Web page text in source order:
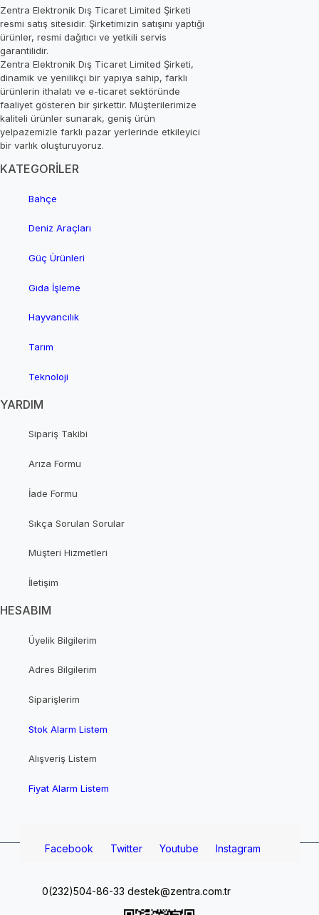
Zentra Elektronik Dış Ticaret Limited Şirketi
resmi satış sitesidir. Şirketimizin satışını yaptığı
ürünler, resmi dağıtıcı ve yetkili servis
garantilidir.
Zentra Elektronik Dış Ticaret Limited Şirketi,
dinamik ve yenilikçi bir yapıya sahip, farklı
ürünlerin ithalatı ve e-ticaret sektöründe
faaliyet gösteren bir şirkettir. Müşterilerimize
kaliteli ürünler sunarak, geniş ürün
yelpazemizle farklı pazar yerlerinde etkileyici
bir varlık oluşturuyoruz.
KATEGORİLER
Bahçe
Deniz Araçları
Güç Ürünleri
Gıda İşleme
Hayvancılık
Tarım
Teknoloji
YARDIM
Sipariş Takibi
Arıza Formu
İade Formu
Sıkça Sorulan Sorular
Müşteri Hizmetleri
İletişim
HESABIM
Üyelik Bilgilerim
Adres Bilgilerim
Siparişlerim
Stok Alarm Listem
Alışveriş Listem
Fiyat Alarm Listem
Facebook Twitter Youtube Instagram
0(232)504-86-33 destek@zentra.com.tr